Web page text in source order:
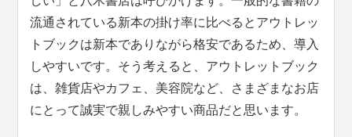
流通されている新本の掛け率に比べるとアウトレッ
トブックは新本でありながら格安であるため、導入
しやすいです。そう考えると、アウトレットブック
は、雑貨店やカフェ、美容院など、さまざまなお店
にとって誠実で親しみやすい商品だと思います。